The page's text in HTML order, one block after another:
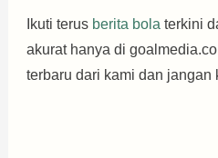
Ikuti terus berita bola terkini
akurat hanya di
terbaru dari kami dan jangan